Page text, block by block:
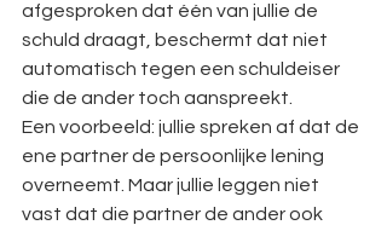
afgesproken dat één van jullie de
schuld draagt, beschermt dat niet
automatisch tegen een schuldeiser
die de ander toch aanspreekt.
Een voorbeeld: jullie spreken af dat de
ene partner de persoonlijke lening
overneemt. Maar jullie leggen niet
vast dat die partner de ander ook